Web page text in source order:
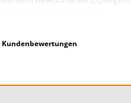
gerne an.
Kundenbewertungen